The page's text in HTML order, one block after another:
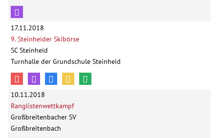
17.11.2018
9. Steinheider Skibörse
SC Steinheid
Turnhalle der Grundschule Steinheid
10.11.2018
Ranglistenwettkampf
Großbreitenbacher SV
Großbreitenbach